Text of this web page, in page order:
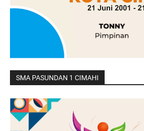
SMA PASUNDAN 1 CIMAHI